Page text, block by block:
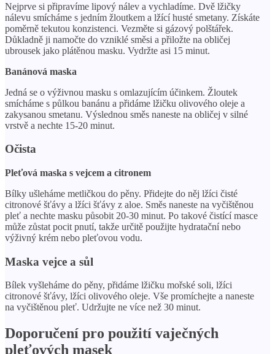
Nejprve si připravíme lipový nálev a vychladíme. Dvě lžičky
nálevu smícháme s jedním žloutkem a lžící husté smetany. Získáte
poměrně tekutou konzistenci. Vezměte si gázový polštářek.
Důkladně ji namočte do vzniklé směsi a přiložte na obličej
ubrousek jako plátěnou masku. Vydržte asi 15 minut.
Banánová maska
Jedná se o výživnou masku s omlazujícím účinkem. Žloutek
smícháme s půlkou banánu a přidáme lžičku olivového oleje a
zakysanou smetanu. Výslednou směs naneste na obličej v silné
vrstvě a nechte 15-20 minut.
Očista
Pleťová maska ​​s vejcem a citronem
Bílky ušleháme metličkou do pěny. Přidejte do něj lžíci čisté
citronové šťávy a lžíci šťávy z aloe. Směs naneste na vyčištěnou
pleť a nechte masku působit 20-30 minut. Po takové čistící masce
může zůstat pocit pnutí, takže určitě použijte hydratační nebo
výživný krém nebo pleťovou vodu.
Maska vejce a sůl
Bílek vyšleháme do pěny, přidáme lžičku mořské soli, lžíci
citronové šťávy, lžíci olivového oleje. Vše promíchejte a naneste
na vyčištěnou pleť. Udržujte ne více než 30 minut.
Doporučení pro použití vaječných
pleťových masek